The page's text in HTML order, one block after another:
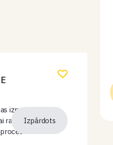
izmanto lapas,
skaistus un
tiek
Izpārdots